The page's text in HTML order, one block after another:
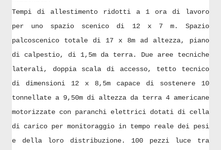
Tempi di allestimento ridotti a 1 ora di lavoro
per uno spazio scenico di 12 x 7 m. Spazio
palcoscenico totale di 17 x 8m ad altezza, piano
di calpestio, di 1,5m da terra. Due aree tecniche
laterali, doppia scala di accesso, tetto tecnico
di dimensioni 12 x 8,5m capace di sostenere 10
tonnellate a 9,50m di altezza da terra 4 americane
motorizzate con paranchi elettrici dotati di cella
di carico per monitoraggio in tempo reale dei pesi
e della loro distribuzione. 100 pezzi luce tra